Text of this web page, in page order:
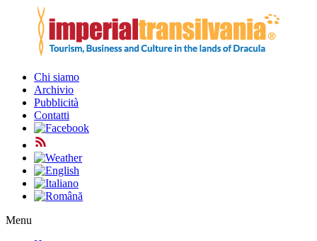
Chi siamo
Archivio
Pubblicità
Contatti
Menu